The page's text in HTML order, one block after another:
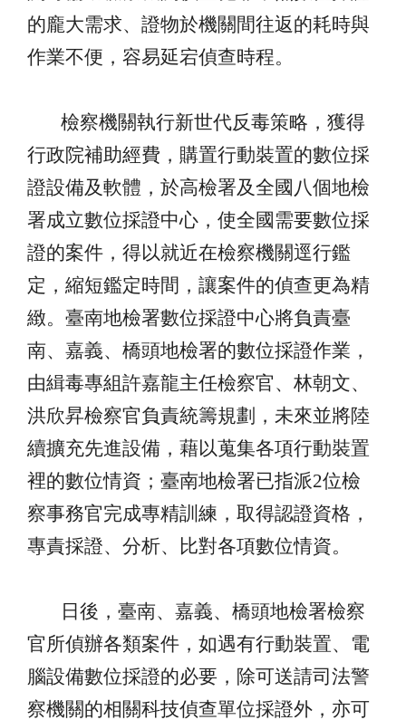
的龐大需求、證物於機關間往返的耗時與
作業不便，容易延宕偵查時程。
檢察機關執行新世代反毒策略，獲得
行政院補助經費， 購置行動裝置的數位採
證設備及軟體，於高檢署及全國八個地檢
署成立數位採證中心，使全國需要數位採
證的案件，得以就近在檢察機關逕行鑑
定，縮短鑑定時間，讓案件的偵查更為精
緻。 臺南地檢署數位採證中心將負責臺
南、嘉義、橋頭地檢署的數位採證作業，
由緝毒專組許嘉龍主任檢察官、林朝文、
洪欣昇檢察官負責統籌規劃，未來並將陸
續擴充先進設備，藉以蒐集各項行動裝置
裡的數位情資；臺南地檢署已指派2位檢
察事務官完成專精訓練，取得認證資格，
專責採證、分析、比對各項數位情資。
日後，臺南、嘉義、橋頭地檢署檢察
官所偵辦各類案件，如遇有行動裝置、電
腦設備數位採證的必要，除可送請司法警
察機關的相關科技偵查單位採證外，亦可